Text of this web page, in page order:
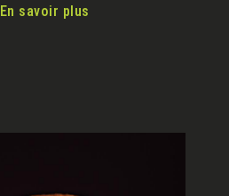
En savoir plus